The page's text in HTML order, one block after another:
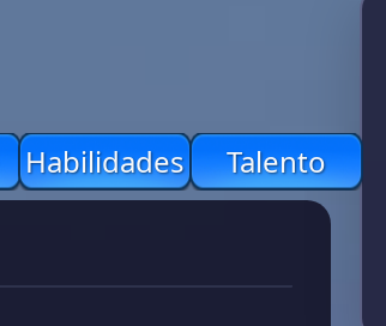
Habilidades Talento